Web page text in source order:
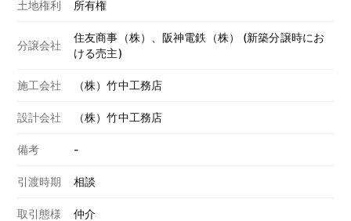
土地権利 所有権
分譲会社
住友商事（株）、阪神電鉄（株） (新築分譲時にお
ける売主)
施工会社 （株）竹中工務店
設計会社 （株）竹中工務店
備考 -
引渡時期 相談
取引態様 仲介